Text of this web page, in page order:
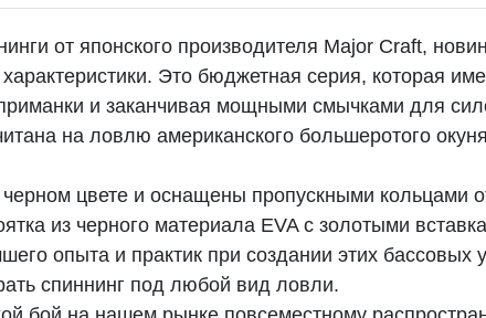
от японского производителя Major Craft,
Это бюджетная серия, которая
и заканчивая мощными смычками для
на ловлю американского большеротого
цвете и оснащены пропускными кольцами
из черного материала EVA с золотыми
опыта и практик при создании этих
спиннинг под любой вид ловли.